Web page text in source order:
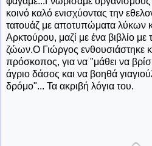
κοινό καλό ενισχύοντας την
τατουάζ με αποτυπώματα λύκων
Αρκτούρου, μαζί με ένα βιβλίο
ζώων.Ο Γιώργος ενθουσιάστηκε
πρόσκοπος, για να "μάθει να
άγριο δάσος και να βοηθά
δρόμο"... Τα ακριβή λόγια του.